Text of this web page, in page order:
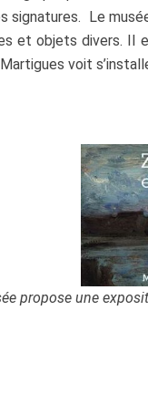
signatures. Le
et objets divers.
voit
propose une